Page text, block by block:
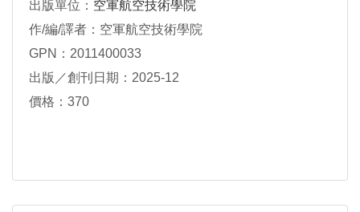
出版單位： 空軍航空技術學院
作/編/譯者：空軍航空技術學院
GPN：2011400033
出版／創刊日期：2025-12
價格：370